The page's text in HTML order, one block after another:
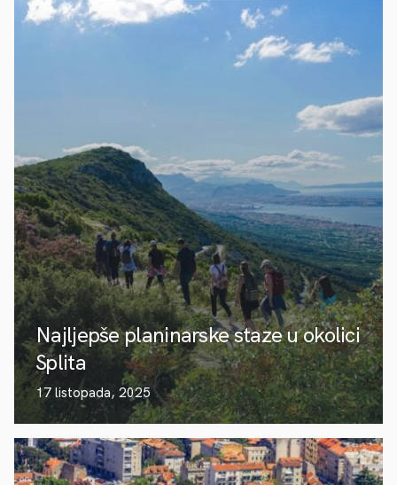
Najljepše planinarske staze u okolici
Splita
17 listopada, 2025